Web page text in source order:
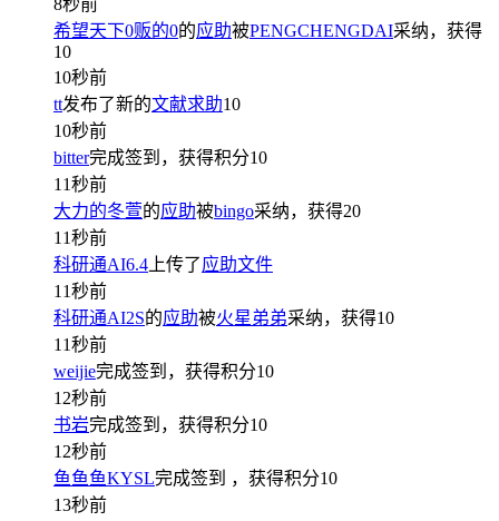
8秒前
希望天下0贩的0的应助被PENGCHENGDAI采纳，获得
10
10秒前
tt发布了新的文献求助10
10秒前
bitter完成签到，获得积分10
11秒前
大力的冬萱的应助被bingo采纳，获得20
11秒前
科研通AI6.4 上传了应助文件
11秒前
科研通AI2S的应助被火星弟弟采纳，获得10
11秒前
weijie完成签到，获得积分10
12秒前
书岩完成签到，获得积分10
12秒前
鱼鱼鱼KYSL完成签到 ，获得积分10
13秒前